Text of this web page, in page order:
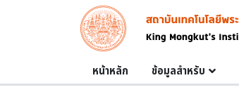
Skip to main content
Image
Main navigation
หน้าหลัก ข้อมูลสำหรับ